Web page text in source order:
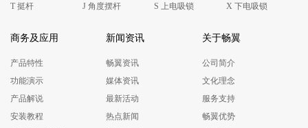
T 挺杆
J 角度摆杆 S 上电吸锁 X 下电吸锁
商务及应用
产品特性
功能演示
产品解说
安装教程
新闻资讯
畅翼资讯
媒体资讯
最新活动
热点新闻
关于畅翼
公司简介
文化理念
服务支持
畅翼优势